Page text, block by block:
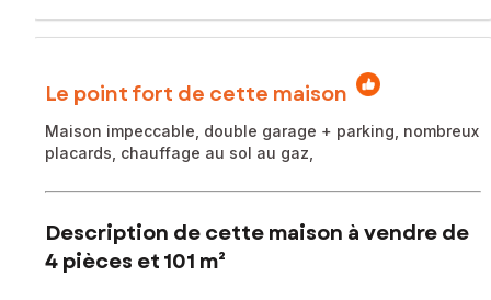
Le point fort de cette maison
Maison impeccable, double garage + parking, nombreux
placards, chauffage au sol au gaz,
Description de cette maison à vendre de
4 pièces et 101 m²